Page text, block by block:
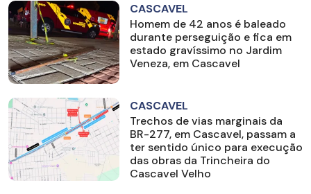
CASCAVEL
Homem de 42 anos é baleado
durante perseguição e fica em
estado gravíssimo no Jardim
Veneza, em Cascavel
CASCAVEL
Trechos de vias marginais da
BR-277, em Cascavel, passam a
ter sentido único para execução
das obras da Trincheira do
Cascavel Velho